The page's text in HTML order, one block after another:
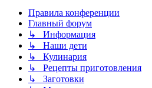
Правила конференции
Главный форум
↳ Информация
↳ Наши дети
↳ Кулинария
↳ Рецепты приготовления
↳ Заготовки